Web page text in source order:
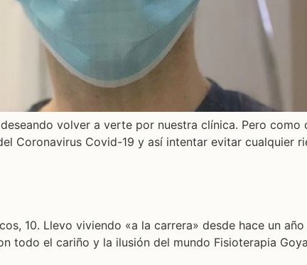
volver a verte por nuestra clínica. Pero como
Coronavirus Covid-19 y así intentar evitar cualquier
10. Llevo viviendo «a la carrera» desde hace un
todo el cariño y la ilusión del mundo Fisioterapia